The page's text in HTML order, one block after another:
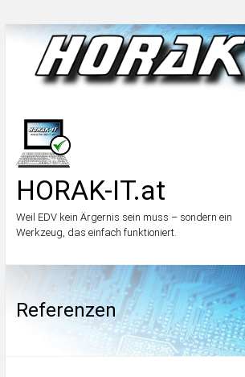
springen
HORAK-IT.at
Weil EDV kein Ärgernis sein muss – sondern ein
Werkzeug, das einfach funktioniert.
Referenzen